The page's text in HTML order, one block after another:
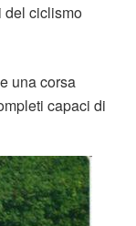
del ciclismo
una corsa
capaci di